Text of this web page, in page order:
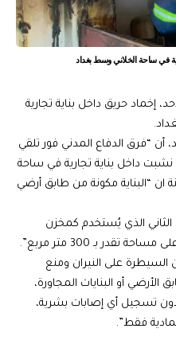
في ساحة الخلاني وسط بغداد
إخماد حريق داخل بناية تجارية
أن “فرق الدفاع المدني فور تلقي
نشبت داخل بناية تجارية في ساحة
ان “البناية مكونة من طابق أرضي
الثاني الذي يُستخدم كمخزن
تقدر بـ 300 متر مربع”.
على النيران ومنع
الأرضي أو البنايات المجاورة،
دون تسجيل أي إصابات بشرية،
فقط”.